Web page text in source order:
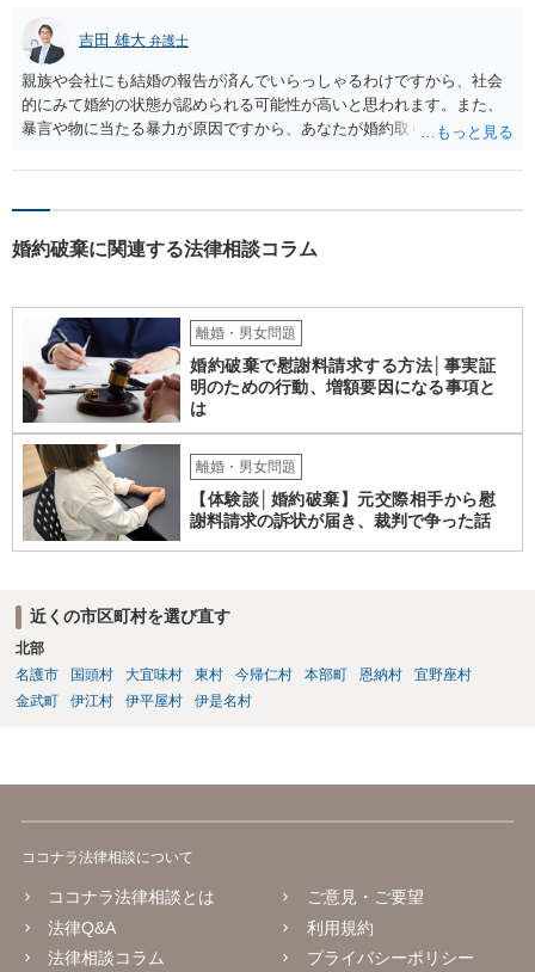
負担割合が高くなり、婚約破棄の慰謝料も払う必要が生じるという可
能性もないわけではありません。 ただし、法律上重婚は認められてい
ないので、既婚者同士の婚約が成立するかといわれると、成立しない
と判断される可能性の方が高いと思われます。 ３について 和解をする
際には、清算条項という定めを設けることがほとんどです。 清算条項
で、お早めにご相談されることをお勧めいたします。
吉田 雄大 弁護士
親族や会社にも結婚の報告が済んでいらっしゃるわけですから、社会
的にみて婚約の状態が認められる可能性が高いと思われます。また、
暴言や物に当たる暴力が原因ですから、あなたが婚約取りやめを告げ
かった原因が専ら彼の言動にあるとして、慰謝料請求が認められる可
よりますので何ともいえません）。
婚約破棄に関連する法律相談コラム
離婚・男女問題
婚約破棄で慰謝料請求する方法│事実証
明のための行動、増額要因になる事項と
は
離婚・男女問題
【体験談│婚約破棄】元交際相手から慰
謝料請求の訴状が届き、裁判で争った話
近くの市区町村を選び直す
北部
名護市
国頭村 大宜味村 東村 今帰仁村 本部町 恩納村
宜野座村
金武町
伊江村 伊平屋村 伊是名村
ココナラ法律相談について
ココナラ法律相談とは
法律Q&A
法律相談コラム
ご意見・ご要望
利用規約
プライバシーポリシー